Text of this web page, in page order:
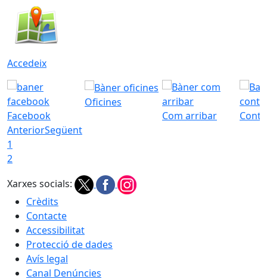
Accedeix
Facebook
Oficines
Com arribar
AnteriorSegüent
1
2
Xarxes socials:
Crèdits
Contacte
Accessibilitat
Protecció de dades
Avís legal
Canal Denúncies